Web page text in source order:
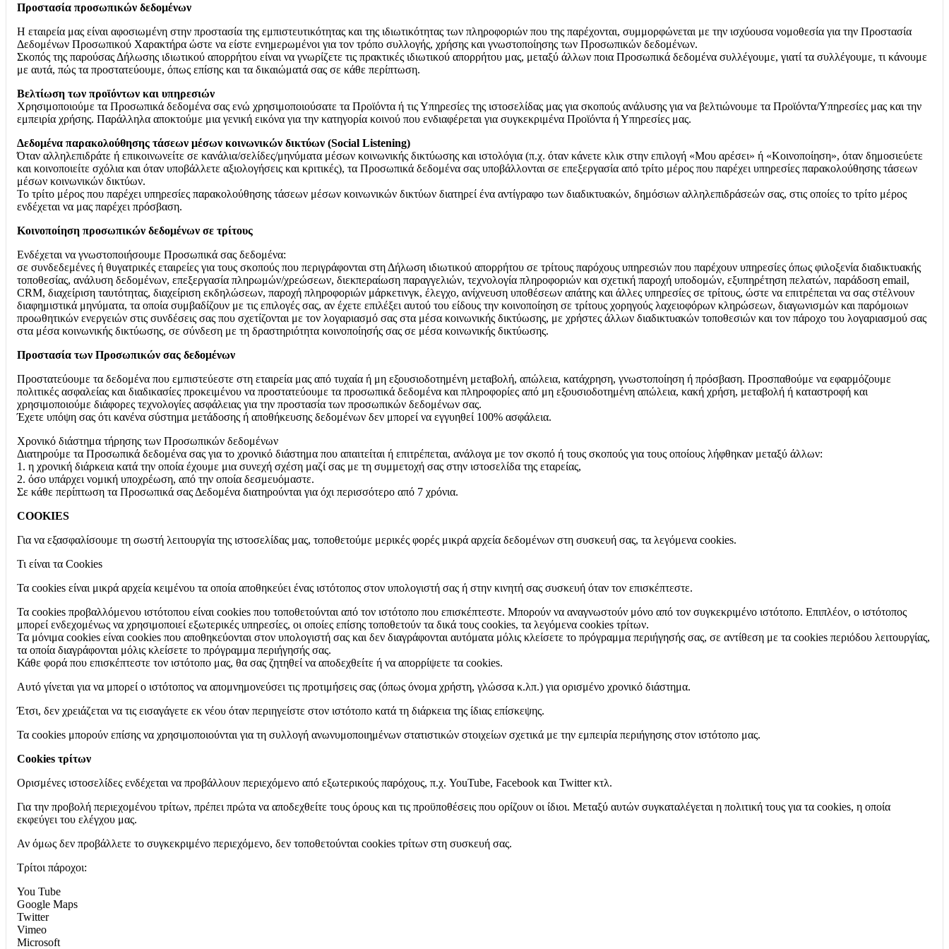
Προστασία προσωπικών δεδομένων
Η εταιρεία μας είναι αφοσιωμένη στην προστασία της εμπιστευτικότητας και της ιδιωτικότητας των πληροφοριών που της παρέχονται, συμμορφώνεται με την ισχύουσα νομοθεσία για την Προστασία
Δεδομένων Προσωπικού Χαρακτήρα ώστε να είστε ενημερωμένοι για τον τρόπο συλλογής, χρήσης και γνωστοποίησης των Προσωπικών δεδομένων.
Σκοπός της παρούσας Δήλωσης ιδιωτικού απορρήτου είναι να γνωρίζετε τις πρακτικές ιδιωτικού απορρήτου μας, μεταξύ άλλων ποια Προσωπικά δεδομένα συλλέγουμε, γιατί τα συλλέγουμε, τι κάνουμε
με αυτά, πώς τα προστατεύουμε, όπως επίσης και τα δικαιώματά σας σε κάθε περίπτωση.
Βελτίωση των προϊόντων και υπηρεσιών
Χρησιμοποιούμε τα Προσωπικά δεδομένα σας ενώ χρησιμοποιούσατε τα Προϊόντα ή τις Υπηρεσίες της ιστοσελίδας μας για σκοπούς ανάλυσης για να βελτιώνουμε τα Προϊόντα/Υπηρεσίες μας και την
εμπειρία χρήσης. Παράλληλα αποκτούμε μια γενική εικόνα για την κατηγορία κοινού που ενδιαφέρεται για συγκεκριμένα Προϊόντα ή Υπηρεσίες μας.
Δεδομένα παρακολούθησης τάσεων μέσων κοινωνικών δικτύων (Social Listening)
Όταν αλληλεπιδράτε ή επικοινωνείτε σε κανάλια/σελίδες/μηνύματα μέσων κοινωνικής δικτύωσης και ιστολόγια (π.χ. όταν κάνετε κλικ στην επιλογή «Μου αρέσει» ή «Κοινοποίηση», όταν δημοσιεύετε
και κοινοποιείτε σχόλια και όταν υποβάλλετε αξιολογήσεις και κριτικές), τα Προσωπικά δεδομένα σας υποβάλλονται σε επεξεργασία από τρίτο μέρος που παρέχει υπηρεσίες παρακολούθησης τάσεων
μέσων κοινωνικών δικτύων.
Το τρίτο μέρος που παρέχει υπηρεσίες παρακολούθησης τάσεων μέσων κοινωνικών δικτύων διατηρεί ένα αντίγραφο των διαδικτυακών, δημόσιων αλληλεπιδράσεών σας, στις οποίες το τρίτο μέρος
ενδέχεται να μας παρέχει πρόσβαση.
Κοινοποίηση προσωπικών δεδομένων σε τρίτους
Ενδέχεται να γνωστοποιήσουμε Προσωπικά σας δεδομένα:
σε συνδεδεμένες ή θυγατρικές εταιρείες για τους σκοπούς που περιγράφονται στη Δήλωση ιδιωτικού απορρήτου σε τρίτους παρόχους υπηρεσιών που παρέχουν υπηρεσίες όπως φιλοξενία διαδικτυακής
τοποθεσίας, ανάλυση δεδομένων, επεξεργασία πληρωμών/χρεώσεων, διεκπεραίωση παραγγελιών, τεχνολογία πληροφοριών και σχετική παροχή υποδομών, εξυπηρέτηση πελατών, παράδοση email,
CRM, διαχείριση ταυτότητας, διαχείριση εκδηλώσεων, παροχή πληροφοριών μάρκετινγκ, έλεγχο, ανίχνευση υποθέσεων απάτης και άλλες υπηρεσίες σε τρίτους, ώστε να επιτρέπεται να σας στέλνουν
διαφημιστικά μηνύματα, τα οποία συμβαδίζουν με τις επιλογές σας, αν έχετε επιλέξει αυτού του είδους την κοινοποίηση σε τρίτους χορηγούς λαχειοφόρων κληρώσεων, διαγωνισμών και παρόμοιων
προωθητικών ενεργειών στις συνδέσεις σας που σχετίζονται με τον λογαριασμό σας στα μέσα κοινωνικής δικτύωσης, με χρήστες άλλων διαδικτυακών τοποθεσιών και τον πάροχο του λογαριασμού σας
στα μέσα κοινωνικής δικτύωσης, σε σύνδεση με τη δραστηριότητα κοινοποίησής σας σε μέσα κοινωνικής δικτύωσης.
Προστασία των Προσωπικών σας δεδομένων
Προστατεύουμε τα δεδομένα που εμπιστεύεστε στη εταιρεία μας από τυχαία ή μη εξουσιοδοτημένη μεταβολή, απώλεια, κατάχρηση, γνωστοποίηση ή πρόσβαση. Προσπαθούμε να εφαρμόζουμε
πολιτικές ασφαλείας και διαδικασίες προκειμένου να προστατεύουμε τα προσωπικά δεδομένα και πληροφορίες από μη εξουσιοδοτημένη απώλεια, κακή χρήση, μεταβολή ή καταστροφή και
χρησιμοποιούμε διάφορες τεχνολογίες ασφάλειας για την προστασία των προσωπικών δεδομένων σας.
Έχετε υπόψη σας ότι κανένα σύστημα μετάδοσης ή αποθήκευσης δεδομένων δεν μπορεί να εγγυηθεί 100% ασφάλεια.
Χρονικό διάστημα τήρησης των Προσωπικών δεδομένων
Διατηρούμε τα Προσωπικά δεδομένα σας για το χρονικό διάστημα που απαιτείται ή επιτρέπεται, ανάλογα με τον σκοπό ή τους σκοπούς για τους οποίους λήφθηκαν μεταξύ άλλων:
1. η χρονική διάρκεια κατά την οποία έχουμε μια συνεχή σχέση μαζί σας με τη συμμετοχή σας στην ιστοσελίδα της εταρείας,
2. όσο υπάρχει νομική υποχρέωση, από την οποία δεσμευόμαστε.
Σε κάθε περίπτωση τα Προσωπικά σας Δεδομένα διατηρούνται για όχι περισσότερο από 7 χρόνια.
COOKIES
Για να εξασφαλίσουμε τη σωστή λειτουργία της ιστοσελίδας μας, τοποθετούμε μερικές φορές μικρά αρχεία δεδομένων στη συσκευή σας, τα λεγόμενα cookies.
Τι είναι τα Cookies
Τα cookies είναι μικρά αρχεία κειμένου τα οποία αποθηκεύει ένας ιστότοπος στον υπολογιστή σας ή στην κινητή σας συσκευή όταν τον επισκέπτεστε.
Τα cookies προβαλλόμενου ιστότοπου είναι cookies που τοποθετούνται από τον ιστότοπο που επισκέπτεστε. Μπορούν να αναγνωστούν μόνο από τον συγκεκριμένο ιστότοπο. Επιπλέον, ο ιστότοπος
μπορεί ενδεχομένως να χρησιμοποιεί εξωτερικές υπηρεσίες, οι οποίες επίσης τοποθετούν τα δικά τους cookies, τα λεγόμενα cookies τρίτων.
Τα μόνιμα cookies είναι cookies που αποθηκεύονται στον υπολογιστή σας και δεν διαγράφονται αυτόματα μόλις κλείσετε το πρόγραμμα περιήγησής σας, σε αντίθεση με τα cookies περιόδου λειτουργίας,
τα οποία διαγράφονται μόλις κλείσετε το πρόγραμμα περιήγησής σας.
Κάθε φορά που επισκέπτεστε τον ιστότοπο μας, θα σας ζητηθεί να αποδεχθείτε ή να απορρίψετε τα cookies.
Αυτό γίνεται για να μπορεί ο ιστότοπος να απομνημονεύσει τις προτιμήσεις σας (όπως όνομα χρήστη, γλώσσα κ.λπ.) για ορισμένο χρονικό διάστημα.
Έτσι, δεν χρειάζεται να τις εισαγάγετε εκ νέου όταν περιηγείστε στον ιστότοπο κατά τη διάρκεια της ίδιας επίσκεψης.
Τα cookies μπορούν επίσης να χρησιμοποιούνται για τη συλλογή ανωνυμοποιημένων στατιστικών στοιχείων σχετικά με την εμπειρία περιήγησης στον ιστότοπο μας.
Cookies τρίτων
Ορισμένες ιστοσελίδες ενδέχεται να προβάλλουν περιεχόμενο από εξωτερικούς παρόχους, π.χ. YouTube, Facebook και Twitter κτλ.
Για την προβολή περιεχομένου τρίτων, πρέπει πρώτα να αποδεχθείτε τους όρους και τις προϋποθέσεις που ορίζουν οι ίδιοι. Μεταξύ αυτών συγκαταλέγεται η πολιτική τους για τα cookies, η οποία
εκφεύγει του ελέγχου μας.
Αν όμως δεν προβάλλετε το συγκεκριμένο περιεχόμενο, δεν τοποθετούνται cookies τρίτων στη συσκευή σας.
Τρίτοι πάροχοι:
You Tube
Google Maps
Twitter
Vimeo
Microsoft